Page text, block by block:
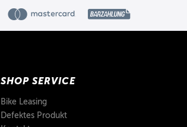
SHOP SERVICE
Bike Leasing
Defektes Produkt